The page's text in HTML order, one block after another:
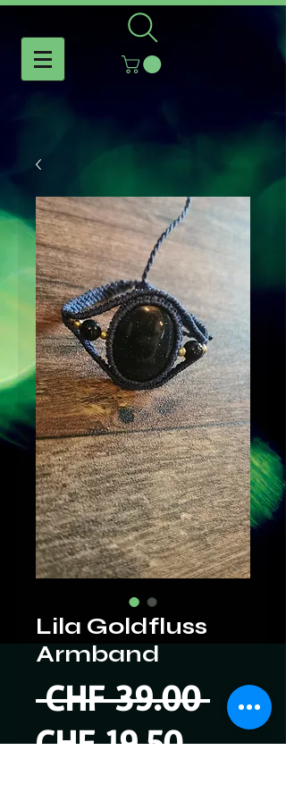
Lila Goldfluss
Armband
CHF 39.00
CHF 19.50Sale-